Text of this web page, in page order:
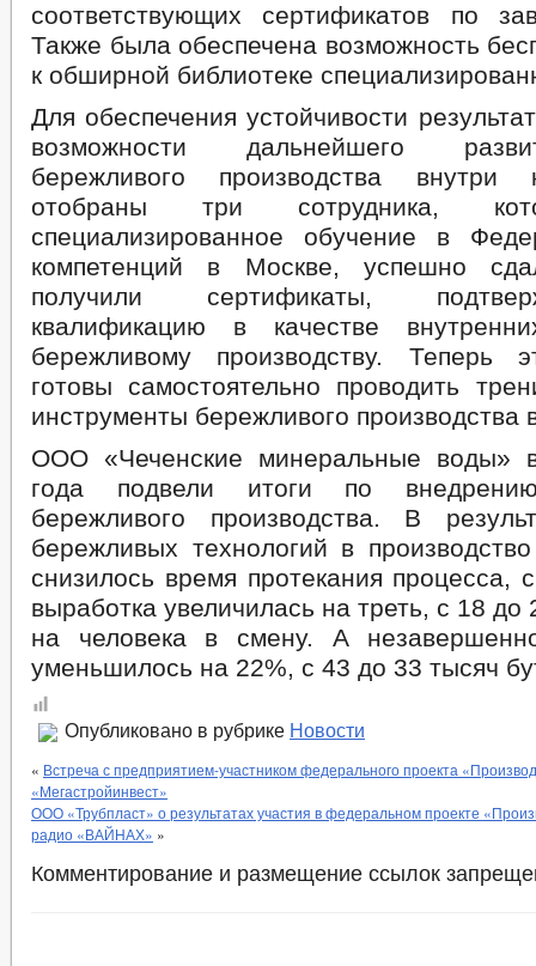
соответствующих сертификатов по
Также была обеспечена возможность
к обширной библиотеке
Для обеспечения устойчивости
возможности дальнейшего
бережливого производства внутри
отобраны три сотрудника,
специализированное обучение в
компетенций в Москве, успешно
получили сертификаты,
квалификацию в качестве
бережливому производству. Теперь
готовы самостоятельно проводить
инструменты бережливого производства
ООО «Чеченские минеральные воды»
года подвели итоги по внедрению
бережливого производства. В
бережливых технологий в
снизилось время протекания процесса,
выработка увеличилась на треть, с 18 до
на человека в смену. А
уменьшилось на 22%, с 43 до 33 тысяч
Опубликовано в рубрике Новости
« Встреча с предприятием-участником федерального проекта
«Мегастройинвест»
ООО «Трубпласт» о результатах участия в федеральном проекте
радио «ВАЙНАХ» »
Комментирование и размещение ссылок